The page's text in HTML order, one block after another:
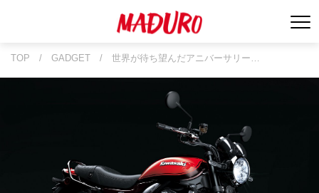
TOP / GADGET / 世界が待ち望んだアニバーサリー…